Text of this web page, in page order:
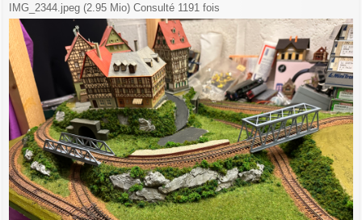
IMG_2344.jpeg (2.95 Mio) Consulté 1191 fois